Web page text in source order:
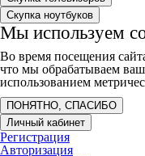
Скупка ноутбуков
Мы используем
Во время посещения
что мы обрабатываем
использованием
ПОНЯТНО, СПАСИБО
Личный кабинет
Регистрация
Авторизация